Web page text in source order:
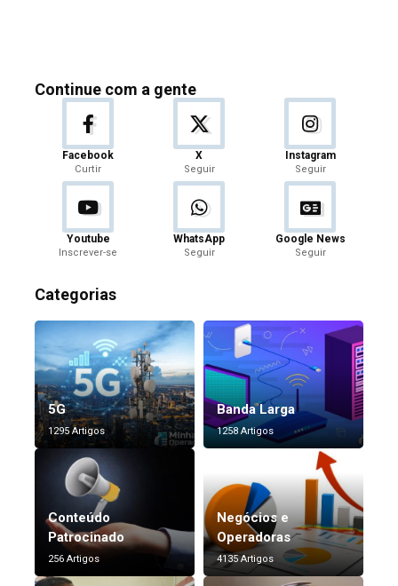
Continue com a gente
Facebook
Curtir
X
Seguir
Instagram
Seguir
Youtube
Inscrever-se
WhatsApp
Seguir
Google News
Seguir
Categorias
5G
1295 Artigos
Banda Larga
1258 Artigos
Conteúdo
Patrocinado
256 Artigos
Negócios e
Operadoras
4135 Artigos